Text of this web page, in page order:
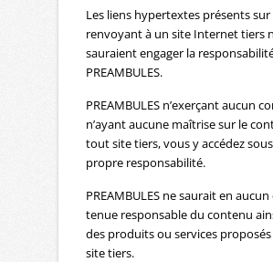
Les liens hypertextes présents
renvoyant à un site Internet tiers
sauraient engager la
PREAMBULES.
PREAMBULES n’exerçant aucun
n’ayant aucune maîtrise sur le
tout site tiers, vous y accédez
propre responsabilité.
PREAMBULES ne saurait en
tenue responsable du contenu
des produits ou services
site tiers.